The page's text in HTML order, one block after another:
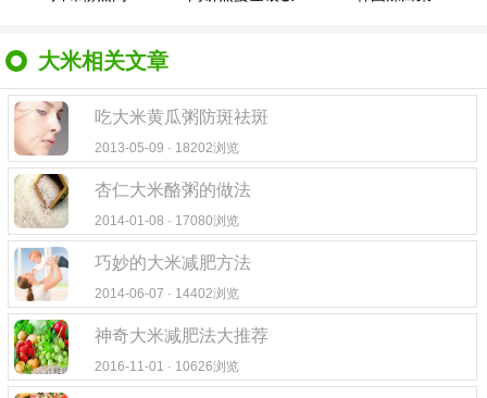
大米相关文章
吃大米黄瓜粥防斑祛斑
2013-05-09 · 18202浏览
杏仁大米酪粥的做法
2014-01-08 · 17080浏览
巧妙的大米减肥方法
2014-06-07 · 14402浏览
神奇大米减肥法大推荐
2016-11-01 · 10626浏览